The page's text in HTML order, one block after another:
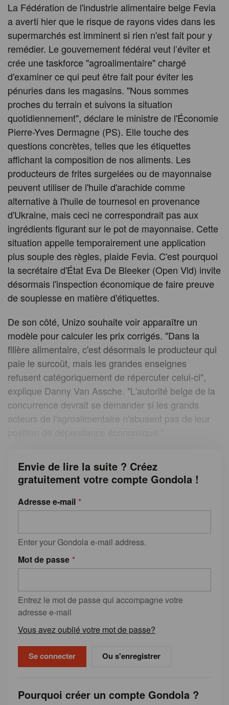
La Fédération de l'industrie alimentaire belge Fevia
a averti hier que le risque de rayons vides dans les
supermarchés est imminent si rien n'est fait pour y
remédier. Le gouvernement fédéral veut l’éviter et
crée une taskforce "agroalimentaire" chargé
d'examiner ce qui peut être fait pour éviter les
pénuries dans les magasins. "Nous sommes
proches du terrain et suivons la situation
quotidiennement", déclare le ministre de l'Économie
Pierre-Yves Dermagne (PS). Elle touche des
questions concrètes, telles que les étiquettes
affichant la composition de nos aliments. Les
producteurs de frites surgelées ou de mayonnaise
peuvent utiliser de l'huile d'arachide comme
alternative à l'huile de tournesol en provenance
d'Ukraine, mais ceci ne correspondrait pas aux
ingrédients figurant sur le pot de mayonnaise. Cette
situation appelle temporairement une application
plus souple des règles, plaide Fevia. C'est pourquoi
la secrétaire d'État Eva De Bleeker (Open Vld) invite
désormais l'inspection économique de faire preuve
de souplesse en matière d'étiquettes.
De son côté, Unizo souhaite voir apparaître un
modèle pour calculer les prix corrigés. "Dans la
filière alimentaire, c'est désormais le producteur qui
paie le surcoût, mais les grandes enseignes
refusent catégoriquement de répercuter celui-ci",
explique Danny Van Assche. "L'autorité belge de la
concurrence devrait se demander si les grands
acteurs de l'agroalimentaire n'abusent pas de leur
Envie de lire la suite ? Créez
gratuitement votre compte Gondola !
Adresse e-mail
Enter your Gondola e-mail address.
Mot de passe
Entrez le mot de passe qui accompagne votre
adresse e-mail
Vous avez oublié votre mot de passe?
Ou s'enregistrer
Pourquoi créer un compte Gondola ?